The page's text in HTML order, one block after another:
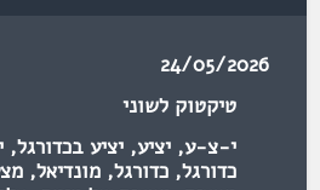
24/05/2026
טיקטוק לשוני
י-צ-ע,יציע,יציע בכדורגל,
כדורגל,כדורגל,מונדיאל,